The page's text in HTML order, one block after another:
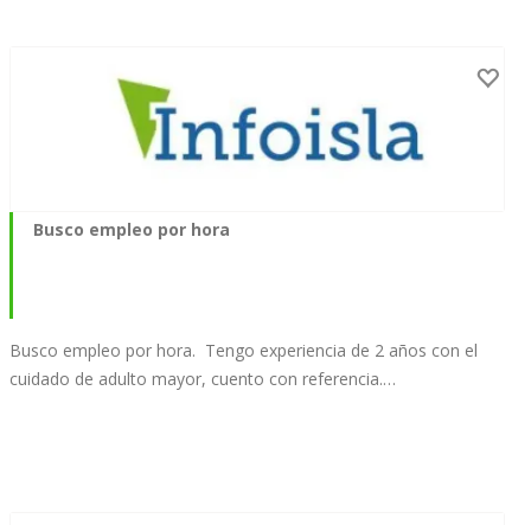
Busco empleo por hora
Busco empleo por hora. Tengo experiencia de 2 años con el
cuidado de adulto mayor, cuento con referencia.…